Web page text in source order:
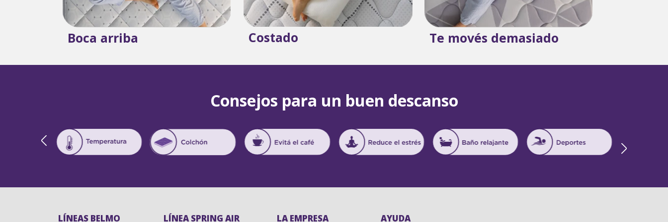
Boca arriba Costado Te movés demasiado
Consejos para un buen descanso
LÍNEAS BELMO LÍNEA SPRING AIR LA EMPRESA AYUDA